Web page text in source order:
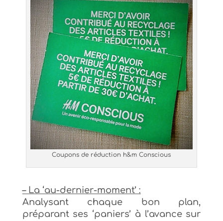
Coupons de réduction h&m Conscious
– La ‘au-dernier-moment’ :
Analysant chaque bon plan,
préparant ses ‘paniers’ à l’avance sur